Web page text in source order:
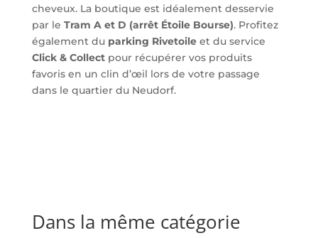
cheveux. La boutique est idéalement desservie
par le Tram A et D (arrêt Étoile Bourse). Profitez
également du parking Rivetoileet du service
Click & Collectpour récupérer vos produits
favoris en un clin d’œil lors de votre passage
dans le quartier du Neudorf.
Dans la même catégorie